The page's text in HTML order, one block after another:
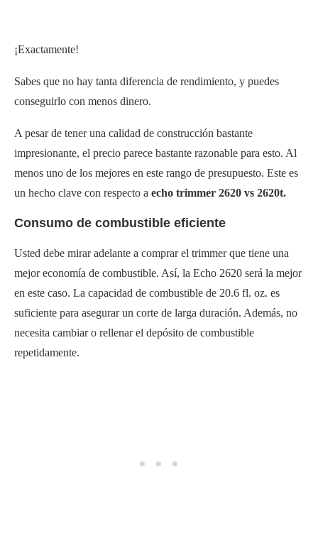
¡Exactamente!
Sabes que no hay tanta diferencia de rendimiento, y puedes
conseguirlo con menos dinero.
A pesar de tener una calidad de construcción bastante
impresionante, el precio parece bastante razonable para esto. Al
menos uno de los mejores en este rango de presupuesto. Este es
un hecho clave con respecto a echo trimmer 2620 vs 2620t.
Consumo de combustible eficiente
Usted debe mirar adelante a comprar el trimmer que tiene una
mejor economía de combustible. Así, la Echo 2620 será la mejor
en este caso. La capacidad de combustible de 20.6 fl. oz. es
suficiente para asegurar un corte de larga duración. Además, no
necesita cambiar o rellenar el depósito de combustible
repetidamente.